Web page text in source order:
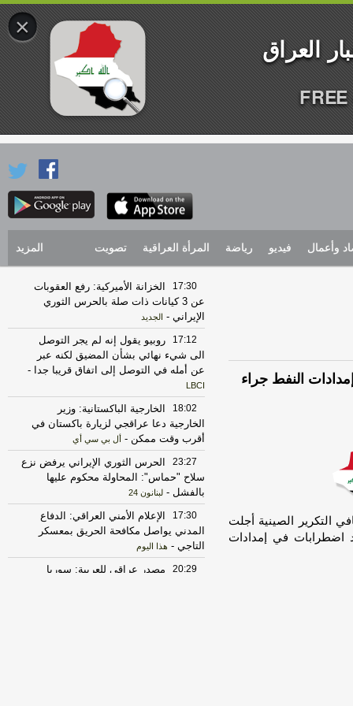
وأعمال فيديو رياضة المرأة العراقية تصويت المزيد
النفط جراء
التكرير الصينية أجلت
اضطرابات في إمدادات
17:30
الخزانة الأميركية: رفع العقوبات
عن 3 كيانات ذات صلة بالحرس الثوري
الإيراني - الجديد
17:12
روبيو يقول إنه لم يجر التوصل
الى شيء نهائي بشأن المضيق لكنه عبر
عن أمله في التوصل إلى اتفاق قريبا جدا -
LBCI
18:02
الخارجية الباكستانية: وزير
الخارجية دعا عراقجي لزيارة باكستان في
أقرب وقت ممكن - أل بي سي أي
23:27
الحرس الثوري الإيراني يرفض نزع
سلاح "حماس": المحاولة محكوم عليها
بالفشل - لبنانون 24
17:30
‏الإعلام الأمني العراقي: الدفاع
المدني يواصل مكافحة الحريق بمعسكر
التاجي - هذا اليوم
20:29
‏مصدر عراقي للعربية: سوريا
×